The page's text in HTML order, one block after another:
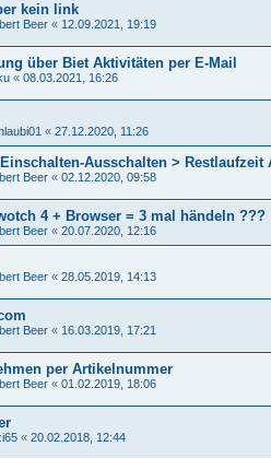
kein link
Beer « 12.09.2021, 19:19
über Biet Aktivitäten per E-Mail
« 08.03.2021, 16:26
« 27.12.2020, 11:26
Ausschalten > Restlaufzeit
Beer « 02.12.2020, 09:58
4 + Browser = 3 mal händeln ???
Beer « 20.07.2020, 12:16
Beer « 28.05.2019, 14:13
Beer « 16.03.2019, 17:21
per Artikelnummer
Beer « 01.02.2019, 18:06
« 20.02.2018, 12:44